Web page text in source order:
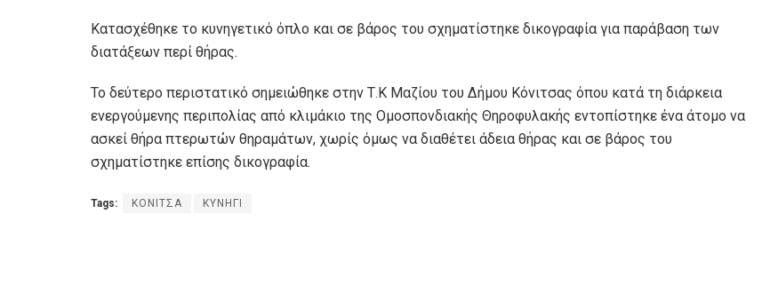
Κατασχέθηκε το κυνηγετικό όπλο και σε βάρος του σχηματίστηκε δικογραφία για παράβαση των
διατάξεων περί θήρας.
Το δεύτερο περιστατικό σημειώθηκε στην Τ.Κ Μαζίου του Δήμου Κόνιτσας όπου κατά τη διάρκεια
ενεργούμενης περιπολίας από κλιμάκιο της Ομοσπονδιακής Θηροφυλακής εντοπίστηκε ένα άτομο να
ασκεί θήρα πτερωτών θηραμάτων, χωρίς όμως να διαθέτει άδεια θήρας και σε βάρος του
σχηματίστηκε επίσης δικογραφία.
Tags: ΚΟΝΙΤΣΑ ΚΥΝΗΓΙ